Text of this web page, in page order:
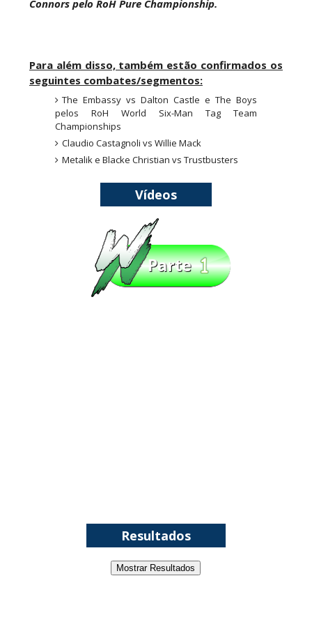
AEW: Buddy Matthews já está apto a regressar
aos ringues
SCSA867
TNA: Elayna Black desafia Xia Brookside para
combate pelo título no Lockdown
Aug 08 2026
WWE: Brock Lesnar deverá estar presente na
WrestleMania 43
Aug 07 2026
Recomeço na AEW: Daniel Garcia revela como
Jon Moxley salvou a identidade da empresa
Aug 07 2026
Connors pelo RoH Pure Championship.
Para além disso, também estão confirmados os
seguintes combates/segmentos:
The Embassy vs Dalton Castle e The Boys
pelos RoH World Six-Man Tag Team
Championships
Claudio Castagnoli vs Willie Mack
Metalik e Blacke Christian vs Trustbusters
Vídeos
Resultados
Mostrar Resultados